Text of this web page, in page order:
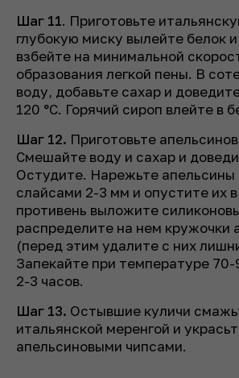
Шаг 11. Приготовьте
глубокую миску вылейте белок
взбейте на минимальной
образования легкой пены. В
воду, добавьте сахар и
120 °C. Горячий сироп влейте в
Шаг 12. Приготовьте
Смешайте воду и сахар и
Остудите. Нарежьте апельсины
слайсами 2-3 мм и опустите их
противень выложите
распределите на нем кружочки
(перед этим удалите с них
Запекайте при температуре 70-
2-3 часов.
Шаг 13. Остывшие куличи
итальянской меренгой и
апельсиновыми чипсами.